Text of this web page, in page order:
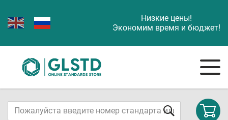
Низкие цены!
Экономим время и бюджет!